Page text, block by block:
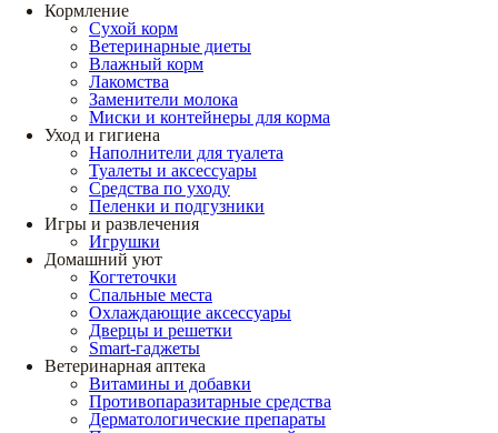
Кормление
Сухой корм
Ветеринарные диеты
Влажный корм
Лакомства
Заменители молока
Миски и контейнеры для корма
Уход и гигиена
Наполнители для туалета
Туалеты и аксессуары
Средства по уходу
Пеленки и подгузники
Игры и развлечения
Игрушки
Домашний уют
Когтеточки
Спальные места
Охлаждающие аксессуары
Дверцы и решетки
Smart-гаджеты
Ветеринарная аптека
Витамины и добавки
Противопаразитарные средства
Дерматологические препараты